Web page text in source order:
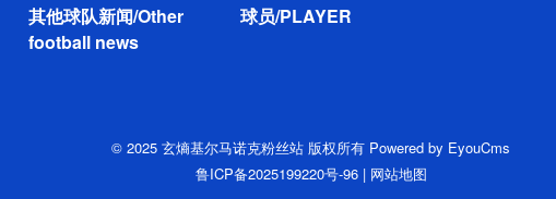
其他球队新闻/Other
football news
球员/PLAYER
© 2025 玄熵基尔马诺克粉丝站 版权所有 Powered by EyouCms
鲁ICP备2025199220号-96| 网站地图